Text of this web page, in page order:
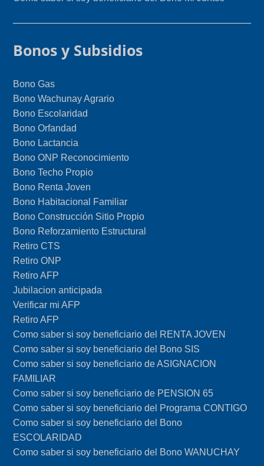
Bonos y Subsidios
Bono Gas
Bono Wachunay Agrario
Bono Escolaridad
Bono Orfandad
Bono Lactancia
Bono ONP Reconocimiento
Bono Techo Propio
Bono Renta Joven
Bono Habitacional Familiar
Bono Construcción Sitio Propio
Bono Reforzamiento Estructural
Retiro CTS
Retiro ONP
Retiro AFP
Jubilacion anticipada
Verificar mi AFP
Retiro AFP
Como saber si soy beneficiario del RENTA JOVEN
Como saber si soy beneficiario del Bono SIS
Como saber si soy beneficiario de ASIGNACION
FAMILIAR
Como saber si soy beneficiario de PENSION 65
Como saber si soy beneficiario del Programa CONTIGO
Como saber si soy beneficiario del Bono
ESCOLARIDAD
Como saber si soy beneficiario del Bono WANUCHAY